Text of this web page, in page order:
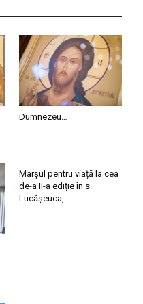
Dumnezeu…
Marșul pentru viață la cea
de-a II-a ediție în s.
Lucășeuca,...